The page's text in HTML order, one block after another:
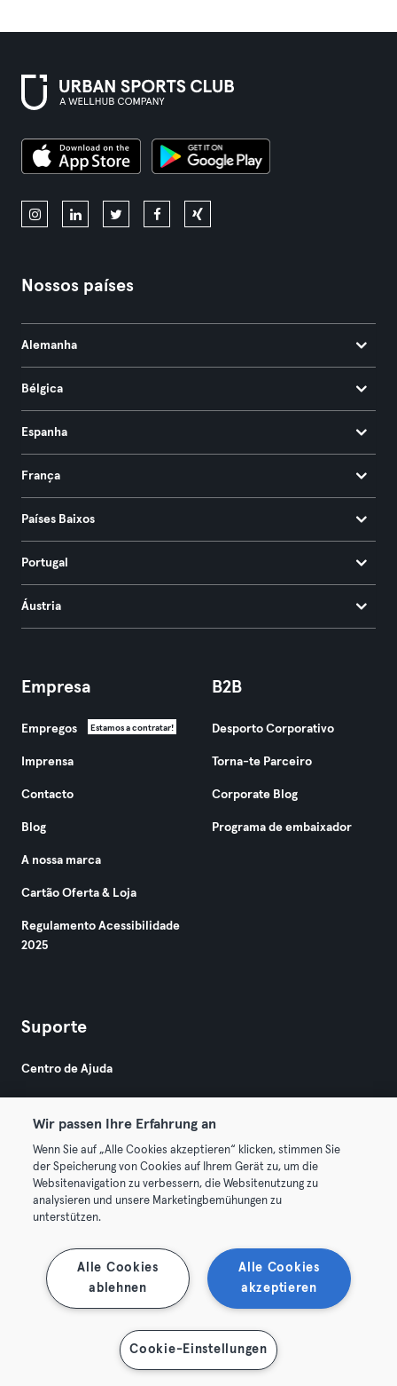
Nossos países
Alemanha
Bélgica
Espanha
França
Países Baixos
Portugal
Áustria
Empresa
Empregos Estamos a contratar!
Imprensa
Contacto
Blog
A nossa marca
Cartão Oferta & Loja
Regulamento Acessibilidade
2025
B2B
Desporto Corporativo
Torna-te Parceiro
Corporate Blog
Programa de embaixador
Suporte
Centro de Ajuda
© 2026 Urban Sports Group GmbH. All rights reserved.
Termos & Condições
Rescindir contratos aqui Cancelar contratos aqui
Wir passen Ihre Erfahrung an
Wenn Sie auf „Alle Cookies akzeptieren“ klicken, stimmen Sie
der Speicherung von Cookies auf Ihrem Gerät zu, um die
Websitenavigation zu verbessern, die Websitenutzung zu
analysieren und unsere Marketingbemühungen zu
unterstützen.
Alle Cookies
akzeptieren
Alle Cookies
ablehnen
Cookie-Einstellungen